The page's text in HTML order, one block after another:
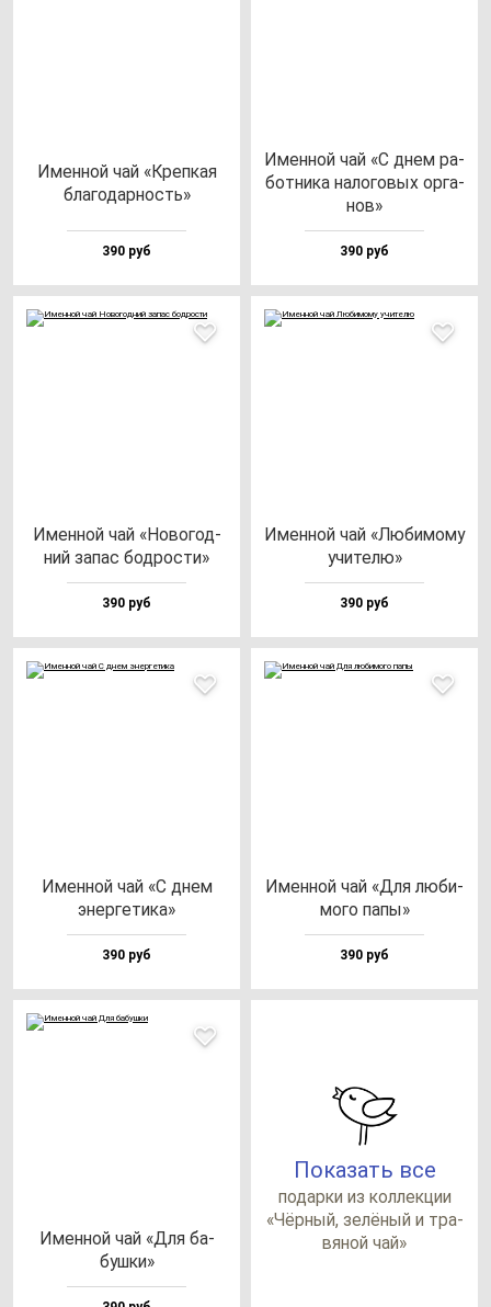
Имен­ной чай «Креп­кая
бла­го­дар­ность»
390 руб
Имен­ной чай «С днем ра­
бот­ни­ка на­ло­го­вых ор­га­
нов»
390 руб
Имен­ной чай «Ново­год­
ний за­пас бод­рос­ти»
390 руб
Имен­ной чай «Люби­мо­му
учи­те­лю»
390 руб
Имен­ной чай «С днем
энер­ге­ти­ка»
390 руб
Имен­ной чай «Для лю­би­
мо­го па­пы»
390 руб
Имен­ной чай «Для ба­
буш­ки»
Показать все
по­дар­ки из кол­лек­ции
«Чёр­ный, зе­лё­ный и тра­
вя­ной чай»